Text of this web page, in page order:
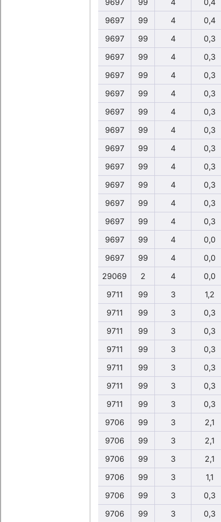
9697 99 4
0,4
9697
99 4
0,4
9697
99 4
0,3
9697
99 4
0,3
9697
99 4
0,3
9697
99 4
0,3
9697
99 4
0,3
9697
99 4
0,3
9697
99 4
0,3
9697
99 4
0,3
9697
99 4
0,3
9697
99 4
0,3
9697
99 4
0,3
9697
99 4
0,0
9697
99 4
0,0
29069
2 4
0,0
9711
99 3
1,2
9711
99 3
0,3
9711
99 3
0,3
9711
99 3
0,3
9711
99 3
0,3
9711
99 3
0,3
9711
99 3
0,3
9706
99 3
2,1
9706
99 3
2,1
9706
99 3
2,1
9706
99 3
1,1
9706
99 3
0,3
9706
99 3
0,3